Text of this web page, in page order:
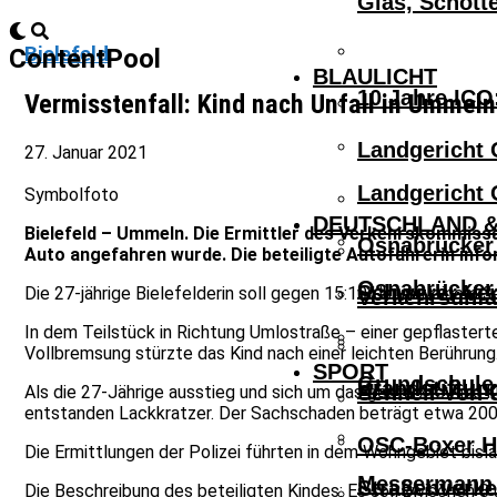
ContentPool
10 Jahre
Landgericht
BLAULICHT
Landgericht
Schwerer
DEUTSCHLAND
Schnell Von
SPORT
OSC-Boxer
Bielefeld
Vermisstenfall: Kind nach Unfall in
27. Januar 2021
Symbolfoto
Bielefeld – Ummeln. Die Ermittler des
Auto angefahren wurde. Die beteiligte Autofahrerin
Die 27-jährige Bielefelderin soll gegen 15:10 Uhr mit einem
In dem Teilstück in Richtung Umlostraße – einer
Vollbremsung stürzte das Kind nach einer leichten Berührung.
Als die 27-Jährige ausstieg und sich um das gestürzte Kind
entstanden Lackkratzer. Der Sachschaden beträgt etwa 200
Die Ermittlungen der Polizei führten in dem Wohngebiet
Die Beschreibung des beteiligten Kindes: Es soll zwischen